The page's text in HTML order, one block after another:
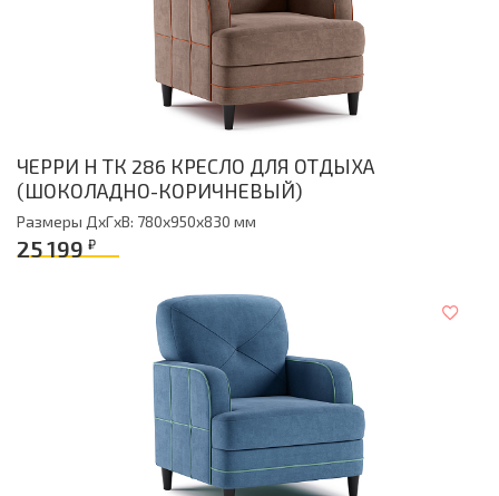
ЧЕРРИ Н ТК 286 КРЕСЛО ДЛЯ ОТДЫХА
(ШОКОЛАДНО-КОРИЧНЕВЫЙ)
Размеры ДxГxВ: 780x950x830 мм
25 199 ₽